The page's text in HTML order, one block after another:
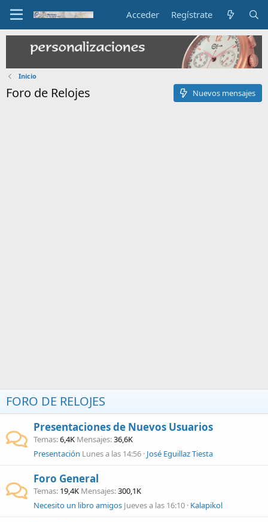
Acceder Regístrate
Inicio
Foro de Relojes Nuevos mensajes
FORO DE RELOJES
Presentaciones de Nuevos Usuarios
Temas 6,4K Mensajes 36,6K
Presentación Lunes a las 14:56 José Eguillaz Tiesta
Foro General
Temas 19,4K Mensajes 300,1K
Necesito un libro amigos Jueves a las 16:10 Kalapikol